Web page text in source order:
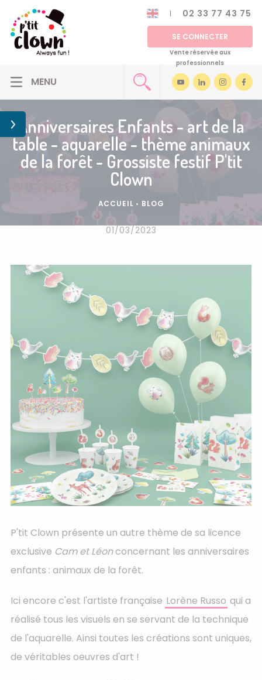
02 33 77 43 75
SE CONNECTER
Vente réservée aux
professionnels
Anniversaires Enfants - art de la
table - aquarelle - thème animaux
de la forêt - Grossiste festif P'tit
Clown
ACCUEIL • BLOG
01/03/2023
P'tit Clown présente un autre thème de sa licence
exclusive Cam et Léonconcernant les anniversaires
enfants : animaux de la forêt.
Ici encore c'est l'artiste française Lorène Russo qui a
réalisé tous les visuels en se servant de la technique
de l'aquarelle. Ainsi toutes les créations sont uniques,
de véritables oeuvres d'art !